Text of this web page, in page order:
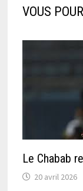
VOUS
Le Chabab
20 avril 2026